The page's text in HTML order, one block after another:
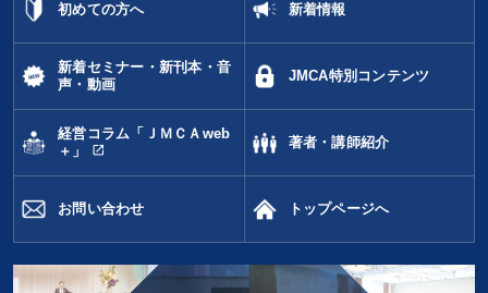
初めての方へ 新着情報
新着セミナー・新刊本・音
声・動画
JMCA特別コンテンツ
経営コラム「ＪＭＣＡweb
＋」
open_in_new
著者・講師紹介
お問い合わせ トップページへ